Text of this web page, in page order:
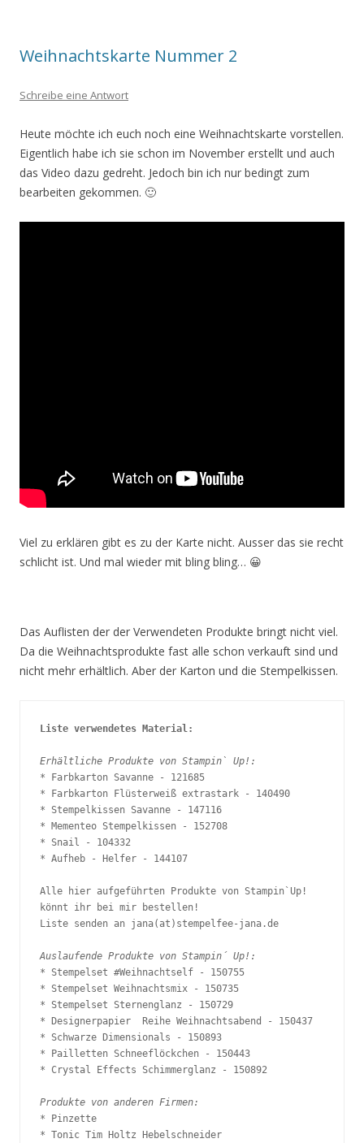
Weihnachtskarte Nummer 2
Schreibe eine Antwort
Heute möchte ich euch noch eine Weihnachtskarte vorstellen.
Eigentlich habe ich sie schon im November erstellt und auch
das Video dazu gedreht. Jedoch bin ich nur bedingt zum
bearbeiten gekommen. 🙂
Viel zu erklären gibt es zu der Karte nicht. Ausser das sie recht
schlicht ist. Und mal wieder mit bling bling… 😀
Das Auflisten der der Verwendeten Produkte bringt nicht viel.
Da die Weihnachtsprodukte fast alle schon verkauft sind und
nicht mehr erhältlich. Aber der Karton und die Stempelkissen.
Liste verwendetes Material:
Erhältliche Produkte von Stampin` Up!:
* Farbkarton Savanne - 121685
* Farbkarton Flüsterweiß extrastark - 140490
* Stempelkissen Savanne - 147116
* Mementeo Stempelkissen - 152708
* Snail - 104332
* Aufheb - Helfer - 144107
Alle hier aufgeführten Produkte von Stampin`Up!
könnt ihr bei mir bestellen!
Liste senden an jana(at)stempelfee-jana.de
Auslaufende Produkte von Stampin´ Up!:
* Stempelset #Weihnachtself - 150755
* Stempelset Weihnachtsmix - 150735
* Stempelset Sternenglanz - 150729
* Designerpapier  Reihe Weihnachtsabend - 150437
* Schwarze Dimensionals - 150893
* Pailletten Schneeflöckchen - 150443
* Crystal Effects Schimmerglanz - 150892
Produkte von anderen Firmen:
* Pinzette
* Tonic Tim Holtz Hebelschneider